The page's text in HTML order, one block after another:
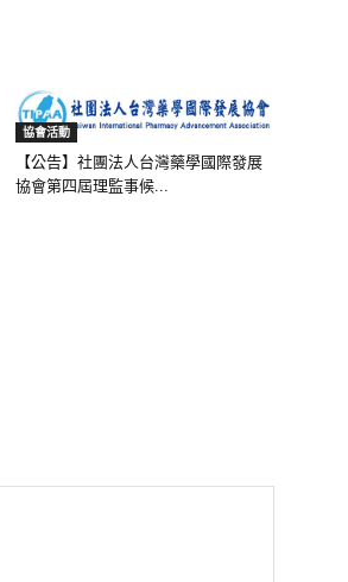
協會活動
【公告】社團法人台灣藥學國際發展
協會第四屆理監事候...